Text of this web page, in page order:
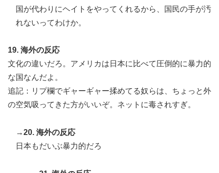
国が代わりにヘイトをやってくれるから、国民の手が汚
れないってわけか。
19. 海外の反応
文化の違いだろ。アメリカは日本に比べて圧倒的に暴力的
な国なんだよ。
追記：リプ欄でギャーギャー揉めてる奴らは、ちょっと外
の空気吸ってきた方がいいぞ。ネットに毒されすぎ。
→20. 海外の反応
日本もだいぶ暴力的だろ